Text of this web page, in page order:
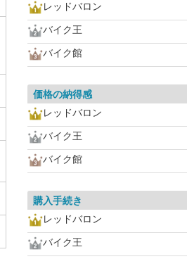
レッドバロン
バイク王
バイク館
価格の納得感
レッドバロン
バイク王
バイク館
購入手続き
レッドバロン
バイク王